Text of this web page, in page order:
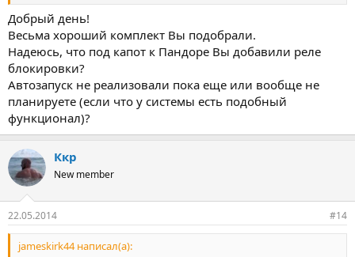
Добрый день!
Весьма хороший комплект Вы подобрали.
Надеюсь, что под капот к Пандоре Вы добавили реле
блокировки?
Автозапуск не реализовали пока еще или вообще не
планируете (если что у системы есть подобный
функционал)?
Ккр
New member
22.05.2014 #14
jameskirk44 написал(а):